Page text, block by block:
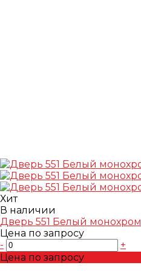
Хит
В наличии
Дверь 551 Белый монохром
Цена по запросу
-
+
Цена по запросу